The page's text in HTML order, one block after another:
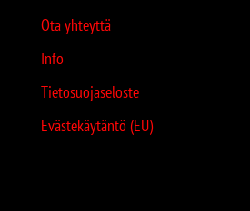
Ota yhteyttä
Info
Tietosuojaseloste
Evästekäytäntö (EU)